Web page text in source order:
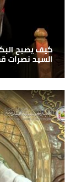
كيف يصبح
السيد